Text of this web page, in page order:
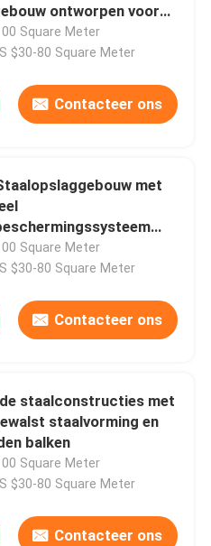
ontworpen voor
opslag en
Square Meter
$30-80 Square Meter
Contacteer ons
met
industriële opslag
stoffen
Square Meter
$30-80 Square Meter
Contacteer ons
staalconstructies met
staalvorming en
balken
Square Meter
$30-80 Square Meter
Contacteer ons